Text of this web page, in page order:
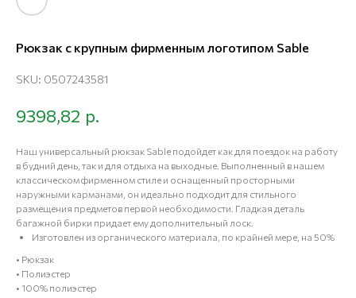
Рюкзак с крупным фирменным логотипом Sable
SKU: 0507243581
9398,82 р.
Наш универсальный рюкзак Sable подойдет как для поездок на работу
в будний день, так и для отдыха на выходные. Выполненный в нашем
классическом фирменном стиле и оснащенный просторными
наружными карманами, он идеально подходит для стильного
размещения предметов первой необходимости. Гладкая деталь
багажной бирки придает ему дополнительный лоск.
Изготовлен из органического материала, по крайней мере, на 50%
• Рюкзак
• Полиэстер
• 100% полиэстер